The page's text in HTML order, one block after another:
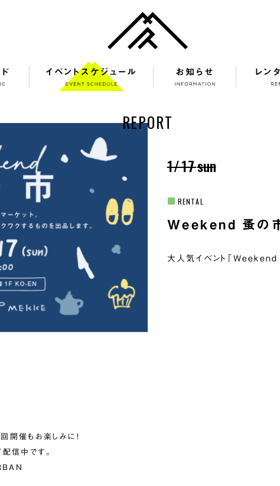
イベントスケジュール お知らせ レン
REPORT
1/17sun
RENTAL
Weekend 蚤の
大人気イベント「Weekend
開催もお楽しみに！
信中です。